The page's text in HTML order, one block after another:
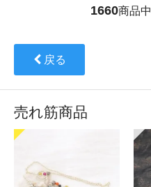
1660商品中
戻る
売れ筋商品